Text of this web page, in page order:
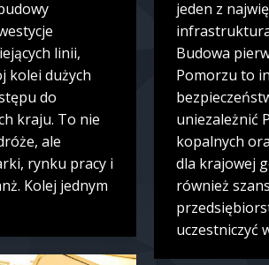
linii,
kolei dużych
do
kraju. To nie
ale
rynku pracy i
Kolej jednym
jeden z
Budowa
Pomorzu to
uniezależnić
kopalnych
dla krajowej
również
uczestniczyć